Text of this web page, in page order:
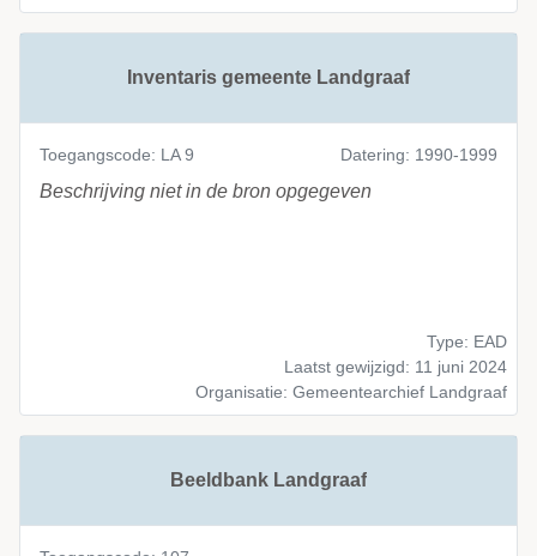
Inventaris gemeente Landgraaf
Toegangscode: LA 9 Datering: 1990-1999
Beschrijving niet in de bron opgegeven
Type: EAD
Laatst gewijzigd: 11 juni 2024
Organisatie: Gemeentearchief Landgraaf
Beeldbank Landgraaf